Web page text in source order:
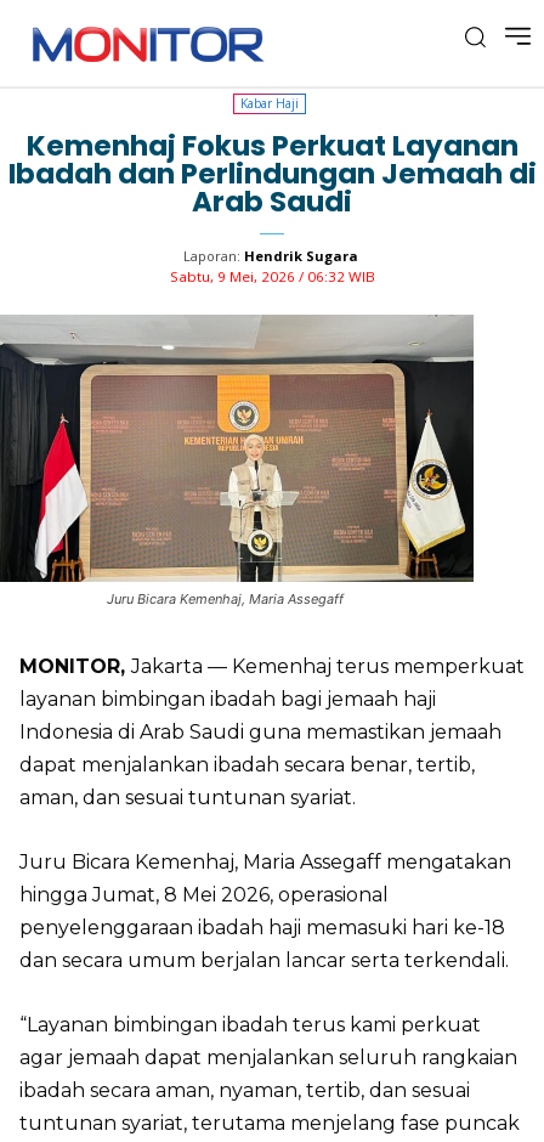
Kabar Haji
Kabar Haji
Kemenhaj Fokus Perkuat Layanan
Ibadah dan Perlindungan Jemaah di
Arab Saudi
Laporan: Hendrik Sugara
Sabtu, 9 Mei, 2026 / 06:32 WIB
Juru Bicara Kemenhaj, Maria Assegaff
MONITOR,Jakarta — Kemenhaj terus memperkuat
layanan bimbingan ibadah bagi jemaah haji
Indonesia di Arab Saudi guna memastikan jemaah
dapat menjalankan ibadah secara benar, tertib,
aman, dan sesuai tuntunan syariat.
Juru Bicara Kemenhaj, Maria Assegaff mengatakan
hingga Jumat, 8 Mei 2026, operasional
penyelenggaraan ibadah haji memasuki hari ke-18
dan secara umum berjalan lancar serta terkendali.
“Layanan bimbingan ibadah terus kami perkuat
agar jemaah dapat menjalankan seluruh rangkaian
ibadah secara aman, nyaman, tertib, dan sesuai
tuntunan syariat, terutama menjelang fase puncak